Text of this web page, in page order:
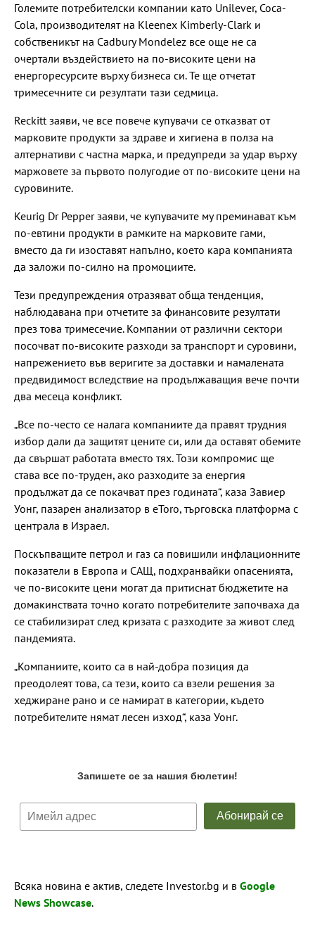
Големите потребителски компании като Unilever, Coca-
Cola, производителят на Kleenex Kimberly-Clark и
собственикът на Cadbury Mondelez все още не са
очертали въздействието на по-високите цени на
енергоресурсите върху бизнеса си. Те ще отчетат
тримесечните си резултати тази седмица.
Reckitt заяви, че все повече купувачи се отказват от
марковите продукти за здраве и хигиена в полза на
алтернативи с частна марка, и предупреди за удар върху
маржовете за първото полугодие от по-високите цени на
суровините.
Keurig ⁠Dr Pepper заяви, че купувачите му преминават към
по-евтини продукти в рамките на марковите гами,
вместо да ги изоставят напълно, което кара компанията
да заложи по-силно на промоциите.
Тези предупреждения отразяват обща тенденция,
наблюдавана при отчетите за финансовите резултати
през това тримесечие. Компании от различни сектори
посочват по-високите разходи за транспорт и суровини,
напрежението във веригите за доставки и намалената
предвидимост вследствие на продължаващия вече почти
два месеца конфликт.
„Все по-често се налага компаниите да правят трудния
избор дали да защитят цените си, или да оставят обемите
да свършат работата вместо тях. Този компромис ще
става все по-труден, ако разходите за енергия
продължат да се покачват през годината“, каза Завиер
Уонг, пазарен анализатор в eToro, търговска платформа с
централа в Израел.
Поскъпващите петрол и газ са повишили инфлационните
показатели в Европа и САЩ, подхранвайки опасенията,
че по-високите цени могат да притиснат бюджетите на
домакинствата точно когато потребителите започваха да
се стабилизират след кризата с разходите за живот след
пандемията.
„Компаниите, които са в най-добра позиция да
преодолеят това, са тези, които са взели решения за
хеджиране рано и се намират в категории, където
потребителите нямат лесен изход“, каза Уонг.
Всяка новина е актив, следете Investor.bg и в Google
News Showcase.